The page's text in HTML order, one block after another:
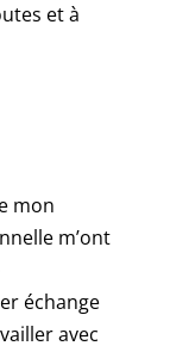
et à
mon
m’ont
échange
avec